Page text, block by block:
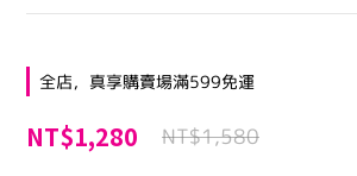
全店，真享購賣場滿599免運
NT$1,280 NT$1,580